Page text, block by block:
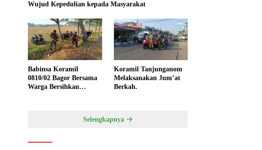
Wujud Kepedulian kepada Masyarakat
Babinsa Koramil
0810/02 Bagor Bersama
Warga Bersihkan
Koramil Tanjunganom
Melaksanakan Jum’at
Berkah.
Selengkapnya